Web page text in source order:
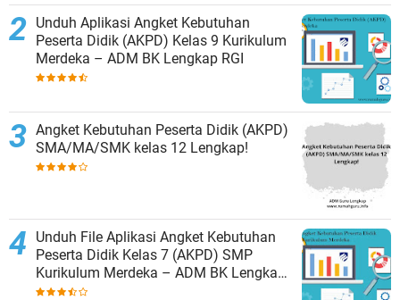
Unduh Aplikasi Angket Kebutuhan
Peserta Didik (AKPD) Kelas 9 Kurikulum
Merdeka – ADM BK Lengkap RGI
Angket Kebutuhan Peserta Didik (AKPD)
SMA/MA/SMK kelas 12 Lengkap!
Unduh File Aplikasi Angket Kebutuhan
Peserta Didik Kelas 7 (AKPD) SMP
Kurikulum Merdeka – ADM BK Lengkap
RGI